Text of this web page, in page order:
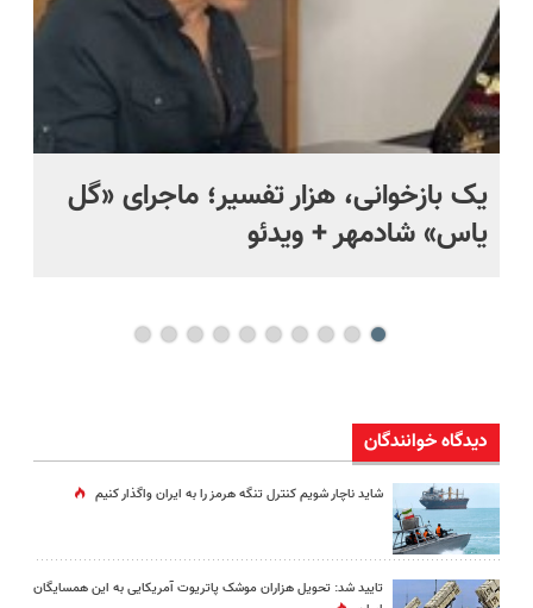
یک بازخوانی، هزار تفسیر؛ ماجرای «گل
یاس» شادمهر + ویدئو
دیدگاه خوانندگان
شاید ناچار شویم کنترل تنگه هرمز را به ایران واگذار کنیم
تایید شد: تحویل هزاران موشک پاتریوت آمریکایی به این همسایگان